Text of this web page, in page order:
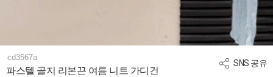
SNS 공유
cd3567a
파스텔 골지 리본끈 여름 니트 가디건